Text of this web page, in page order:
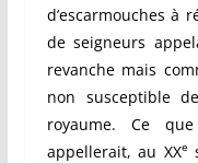
d’escarmouches à
de seigneurs
revanche mais
non susceptible
royaume. Ce
appellerait, au XXe